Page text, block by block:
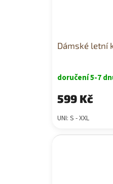
Dámské letní
doručení 5-7
599 Kč
UNI: S - XXL